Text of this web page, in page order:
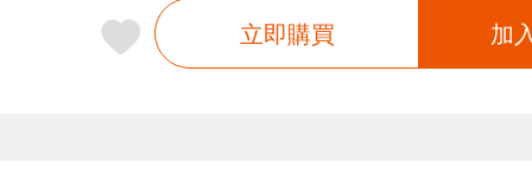
立即購買 加